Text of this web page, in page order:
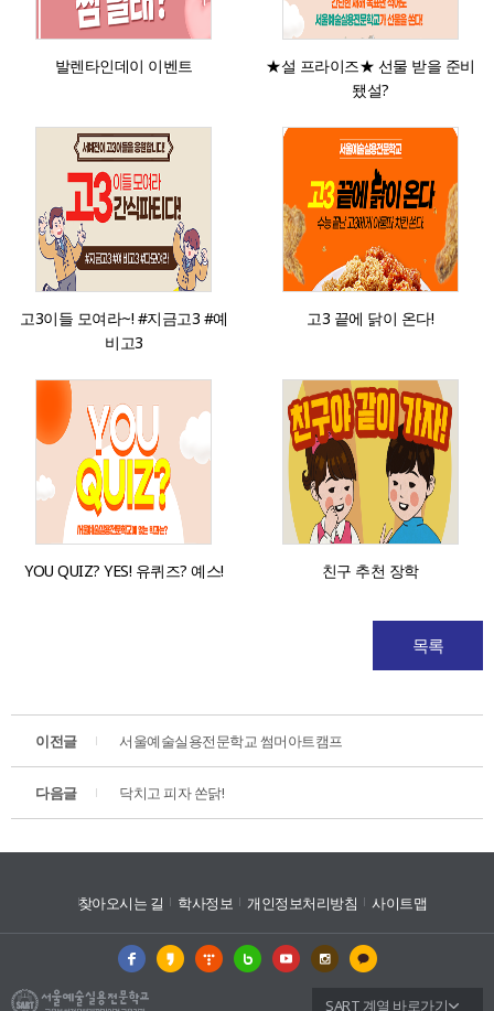
발렌타인데이 이벤트
★설 프라이즈★ 선물 받을 준비
됐설?
고3이들 모여라~! #지금고3 #예
비고3
고3 끝에 닭이 온다!
YOU QUIZ? YES! 유퀴즈? 예스! 친구 추천 장학
목록
이전글 서울예술실용전문학교 썸머아트캠프
다음글 닥치고 피자 쏜닭!
찾아오시는 길 학사정보 개인정보처리방침 사이트맵
SART 계열 바로가기